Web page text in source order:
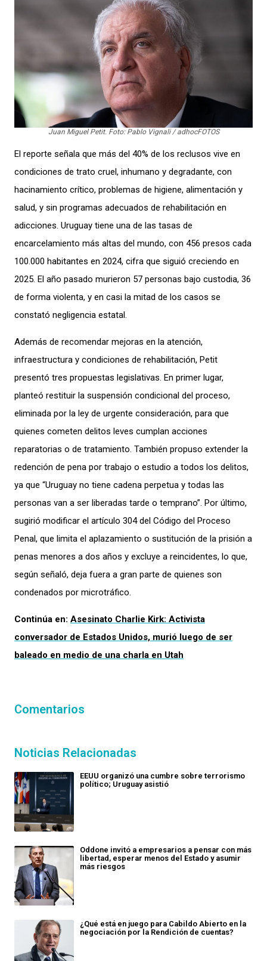
Juan Miguel Petit. Foto: Pablo Vignali / adhocFOTOS
El reporte señala que más del 40% de los reclusos vive en
condiciones de trato cruel, inhumano y degradante, con
hacinamiento crítico, problemas de higiene, alimentación y
salud, y sin programas adecuados de rehabilitación en
adicciones. Uruguay tiene una de las tasas de
encarcelamiento más altas del mundo, con 456 presos cada
100.000 habitantes en 2024, cifra que siguió creciendo en
2025. El año pasado murieron 57 personas bajo custodia, 36
de forma violenta, y en casi la mitad de los casos se
constató negligencia estatal.
Además de recomendar mejoras en la atención,
infraestructura y condiciones de rehabilitación, Petit
presentó tres propuestas legislativas. En primer lugar,
planteó restituir la suspensión condicional del proceso,
eliminada por la ley de urgente consideración, para que
quienes cometen delitos leves cumplan acciones
reparatorias o de tratamiento. También propuso extender la
redención de pena por trabajo o estudio a todos los delitos,
ya que “Uruguay no tiene cadena perpetua y todas las
personas van a ser liberadas tarde o temprano”. Por último,
sugirió modificar el artículo 304 del Código del Proceso
Penal, que limita el aplazamiento o sustitución de la prisión a
penas menores a dos años y excluye a reincidentes, lo que,
según señaló, deja fuera a gran parte de quienes son
condenados por microtráfico.
Continúa en: Asesinato Charlie Kirk: Activista
conversador de Estados Unidos, murió luego de ser
baleado en medio de una charla en Utah
Comentarios
Noticias Relacionadas
EEUU organizó una cumbre sobre terrorismo
político; Uruguay asistió
Oddone invitó a empresarios a pensar con más
libertad, esperar menos del Estado y asumir
más riesgos
¿Qué está en juego para Cabildo Abierto en la
negociación por la Rendición de cuentas?